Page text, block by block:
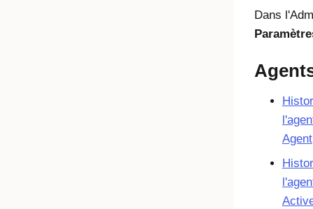
Dans l'
Agent